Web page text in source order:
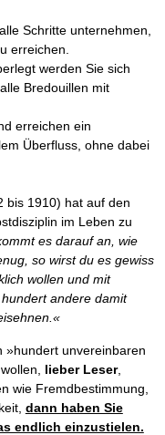
Schritte unternehmen,
erreichen.
werden Sie sich
Bredouillen mit
erreichen ein
Überfluss, ohne dabei
bis 1910) hat auf den
im Leben zu
es darauf an, wie
so wirst du es gewiss
wollen und mit
andere damit
»hundert unvereinbaren
lieber Leser,
wie Fremdbestimmung,
dann haben Sie
endlich einzustielen.